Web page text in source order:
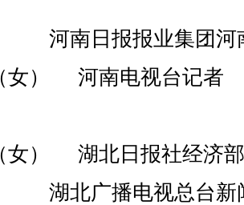
日报报业集团河南
女） 河南电视台记者
） 湖北日报社经济部
北广播电视总台新闻